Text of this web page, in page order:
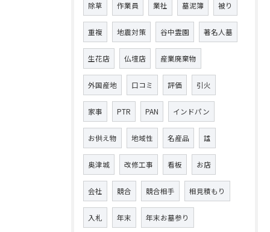
除草 作業員 業社 墓泥簿 被り
重複 地震対策 谷中霊園 著名人墓
生花店 仏壇店 産業廃棄物
外国産地 口コミ 評価 引火
家事 PTR PAN インドパン
お供え物 地域性 名産品 諡
奥津城 改修工事 看板 お店
会社 競合 競合相手 相見積もり
入札 年末 年末お墓参り